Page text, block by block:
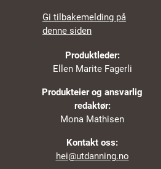
Gi tilbakemelding på
denne siden
Produktleder:
Ellen Marite Fagerli
Produkteier og ansvarlig
redaktør:
Mona Mathisen
Kontakt oss:
hei@utdanning.no